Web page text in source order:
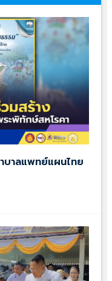
บาลแพทย์แผนไทย